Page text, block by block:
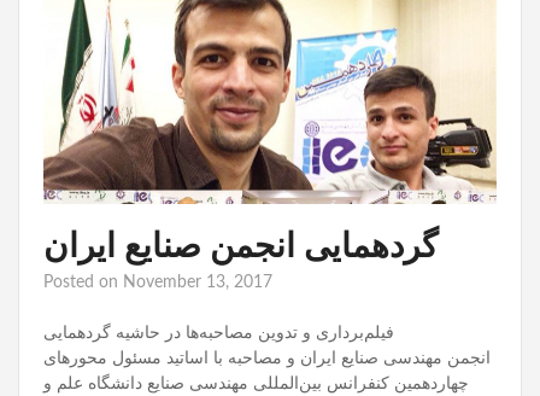
گردهمایی انجمن صنایع ایران
Posted on November 13, 2017
فیلم‌برداری و تدوین مصاحبه‌ها در حاشیه گردهمایی
انجمن مهندسی صنایع ایران و مصاحبه با اساتید مسئول محورهای
چهاردهمين كنفرانس بين‌المللی مهندسی صنايع دانشگاه علم و